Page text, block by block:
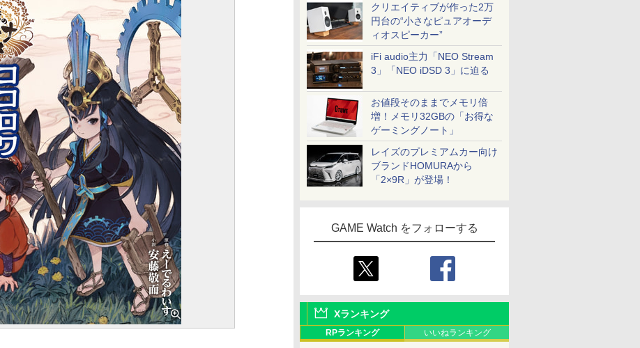
クリエイティブが作った2万
円台の“小さなピュアオーデ
ィオスピーカー”
iFi audio主力「NEO Stream
3」「NEO iDSD 3」に迫る
お値段そのままでメモリ倍
増！メモリ32GBの「お得な
ゲーミングノート」
レイズのプレミアムカー向け
ブランドHOMURAから
「2×9R」が登場！
GAME Watch をフォローする
Xランキング
RPランキング いいねランキング